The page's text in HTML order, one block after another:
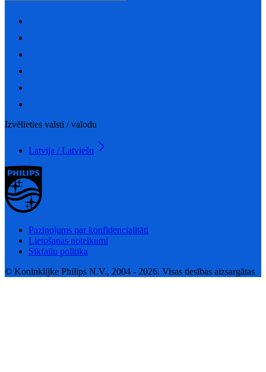
Izvēlieties valsti / valodu
Latvija / Latviešu
Paziņojums par konfidencialitāti
Lietošanas noteikumi
Sīkfailu politika
© Koninklijke Philips N.V., 2004 - 2026. Visas tiesības aizsargātas